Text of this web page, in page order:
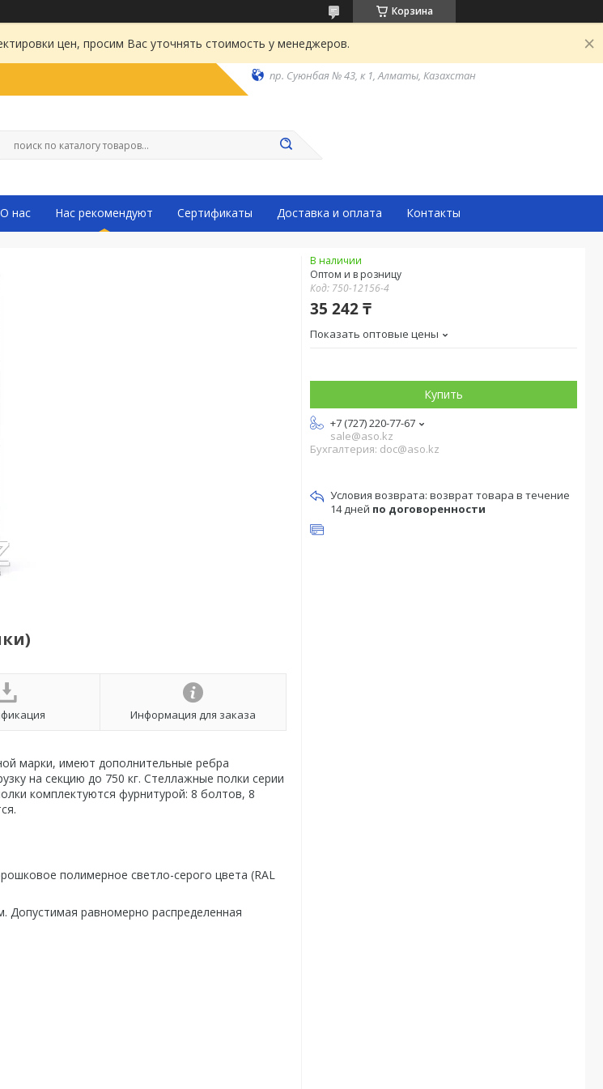
Корзина
цен, просим Вас уточнять стоимость у менеджеров.
пр. Суюнбая № 43, к 1, Алматы, Казахстан
О нас Нас рекомендуют Сертификаты Доставка и оплата Контакты
Информация для заказа
марки, имеют дополнительные ребра
на секцию до 750 кг. Стеллажные полки серии
комплектуются фурнитурой: 8 болтов, 8
полимерное светло-серого цвета (RAL
Допустимая равномерно распределенная
В наличии
Оптом и в розницу
Код: 750-12156-4
35 242 ₸
Показать оптовые цены
Купить
+7 (727) 220-77-67
sale@aso.kz
Бухгалтерия: doc@aso.kz
возврат товара в течение
14 дней по договоренности